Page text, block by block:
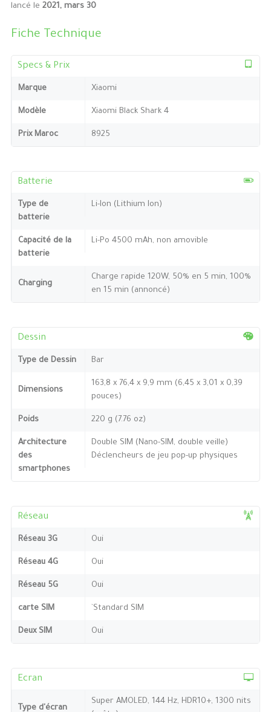
lancé le 2021, mars 30
Fiche Technique
Specs & Prix
Marque Xiaomi
Modèle Xiaomi Black Shark 4
Prix Maroc 8925
Batterie
Type de
batterie
Li-Ion (Lithium Ion)
Capacité de la
batterie
Li-Po 4500 mAh, non amovible
Charging
Charge rapide 120W, 50% en 5 min, 100%
en 15 min (annoncé)
Dessin
Type de Dessin Bar
Dimensions
163,8 x 76,4 x 9,9 mm (6,45 x 3,01 x 0,39
pouces)
Poids 220 g (7.76 oz)
Architecture
des
smartphones
Double SIM (Nano-SIM, double veille)
Déclencheurs de jeu pop-up physiques
Réseau
Réseau 3G Oui
Réseau 4G Oui
Réseau 5G Oui
carte SIM `Standard SIM
Deux SIM Oui
Ecran
Type d'écran
Super AMOLED, 144 Hz, HDR10+, 1300 nits